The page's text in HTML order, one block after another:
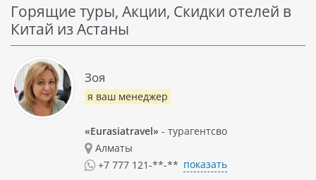
Горящие туры, Акции, Скидки отелей в
Китай из Астаны
Зоя
я ваш менеджер
«Eurasiatravel» - турагентсво
Алматы
+7 777 121-**-** показать